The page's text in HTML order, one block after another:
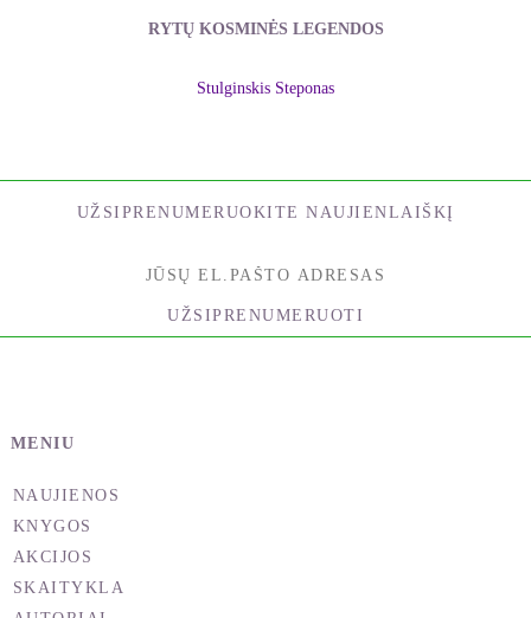
RYTŲ KOSMINĖS LEGENDOS
Stulginskis Steponas
UŽSIPRENUMERUOKITE NAUJIENLAIŠKĮ
UŽSIPRENUMERUOTI
MENIU
NAUJIENOS
KNYGOS
AKCIJOS
SKAITYKLA